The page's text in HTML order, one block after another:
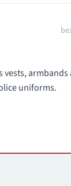
vests, armbands
uniforms.